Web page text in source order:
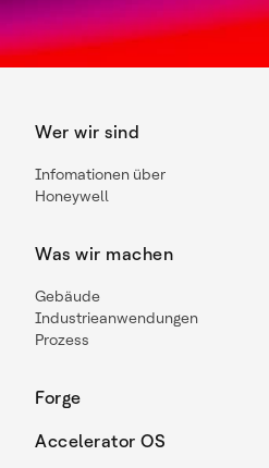
Wer wir sind
Infomationen über
Honeywell
Was wir machen
Gebäude
Industrieanwendungen
Prozess
Forge
Accelerator OS